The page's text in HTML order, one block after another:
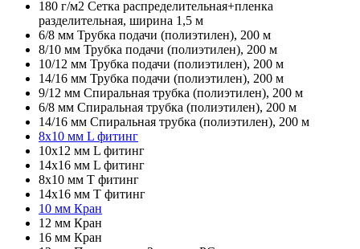
180 г/м2 Сетка распределительная+пленка
разделительная, ширина 1,5 м
6/8 мм Трубка подачи (полиэтилен), 200 м
8/10 мм Трубка подачи (полиэтилен), 200 м
10/12 мм Трубка подачи (полиэтилен), 200 м
14/16 мм Трубка подачи (полиэтилен), 200 м
9/12 мм Спиральная трубка (полиэтилен), 200 м
6/8 мм Спиральная трубка (полиэтилен), 200 м
14/16 мм Спиральная трубка (полиэтилен), 200 м
8х10 мм L фитинг
10х12 мм L фитинг
14х16 мм L фитинг
8х10 мм T фитинг
14х16 мм T фитинг
10 мм Кран
12 мм Кран
16 мм Кран